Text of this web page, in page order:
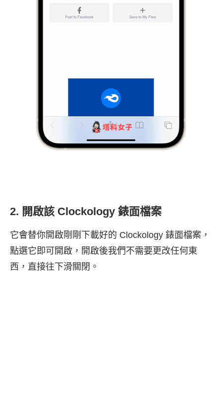
2. 開啟該 Clockology 錶面檔案
它會替你開啟剛剛下載好的 Clockology 錶面檔案，
點選它即可開啟，開啟後我們不需要更改任何東
西，直接往下滑關閉。